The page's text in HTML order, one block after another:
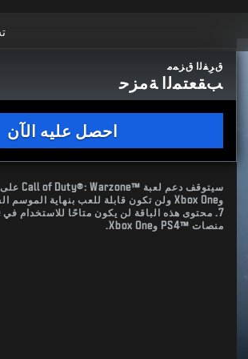
ﻕﺮِﻔﻟﺍ ﻕﺰﻤﻣ
ﺐﻘﻌﺘﻤﻟﺍ ﺔﻣﺰﺣ
احصل عليه الآن
منصات PS4™‎ وXbox One.